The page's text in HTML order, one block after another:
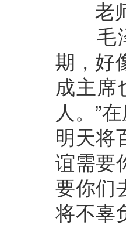
老师
毛泽
期，好
成主席
人。”
明天将
谊需要
要你们
将不辜